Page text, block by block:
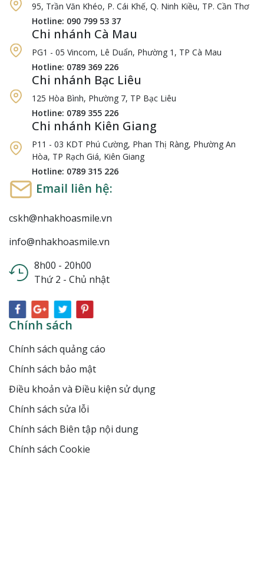
95, Trần Văn Khéo, P. Cái Khế, Q. Ninh Kiều, TP. Cần Thơ
Hotline: 090 799 53 37
Chi nhánh Cà Mau
PG1 - 05 Vincom, Lê Duẩn, Phường 1, TP Cà Mau
Hotline: 0789 369 226
Chi nhánh Bạc Liêu
125 Hòa Bình, Phường 7, TP Bạc Liêu
Hotline: 0789 355 226
Chi nhánh Kiên Giang
P11 - 03 KDT Phú Cường, Phan Thị Ràng, Phường An
Hòa, TP Rạch Giá, Kiên Giang
Hotline: 0789 315 226
Email liên hệ:
cskh@nhakhoasmile.vn
info@nhakhoasmile.vn
8h00 - 20h00
Thứ 2 - Chủ nhật
Chính sách
Chính sách quảng cáo
Chính sách bảo mật
Điều khoản và Điều kiện sử dụng
Chính sách sửa lỗi
Chính sách Biên tập nội dung
Chính sách Cookie